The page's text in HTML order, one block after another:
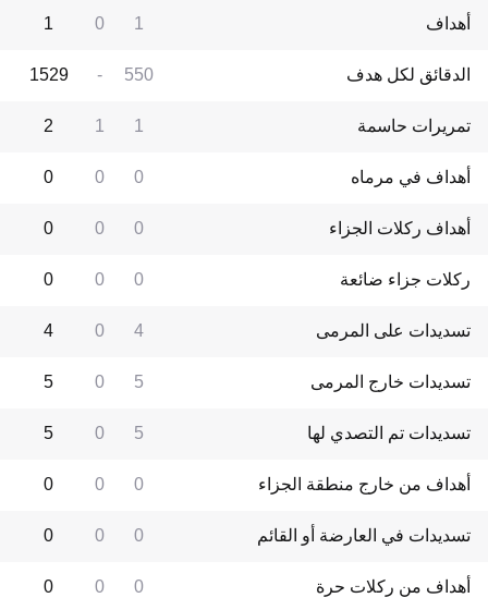
أهداف 1
0
1
الدقائق لكل هدف 550
-
1529
تمريرات حاسمة 1
1
2
أهداف في مرماه 0
0
0
أهداف ركلات الجزاء 0
0
0
ركلات جزاء ضائعة 0
0
0
تسديدات على المرمى 4
0
4
تسديدات خارج المرمى 5
0
5
تسديدات تم التصدي لها 5
0
5
أهداف من خارج منطقة الجزاء 0
0
0
تسديدات في العارضة أو القائم 0
0
0
أهداف من ركلات حرة 0
0
0